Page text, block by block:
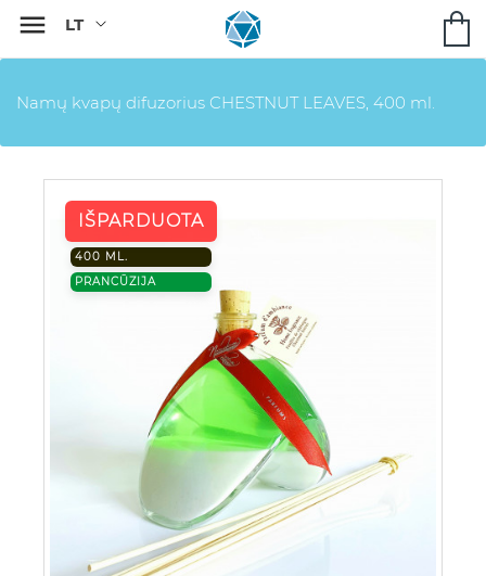

Namų kvapų difuzorius CHESTNUT LEAVES, 400 ml.
IŠPARDUOTA
400 ML.
PRANCŪZIJA